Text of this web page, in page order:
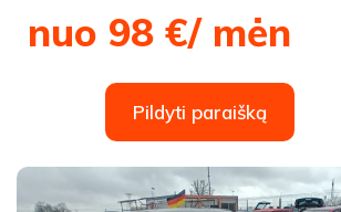
nuo 98 €/ mėn
Pildyti paraišką